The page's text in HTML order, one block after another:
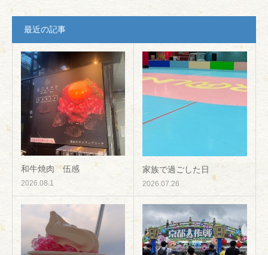
最近の記事
和牛焼肉 伍感
2026.08.1
家族で過ごした日
2026.07.26